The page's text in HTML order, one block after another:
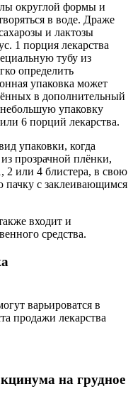
округлой формы и
в воде. Драже
и лактозы
1 порция лекарства
тубу из
определить
упаковка может
в дополнительный
упаковку
6 порций лекарства.
упаковки, когда
прозрачной плёнки,
2 или 4 блистера, в свою
пачку с заклеивающимся
входит и
средства.
варьироватся в
продажи лекарства
на грудное